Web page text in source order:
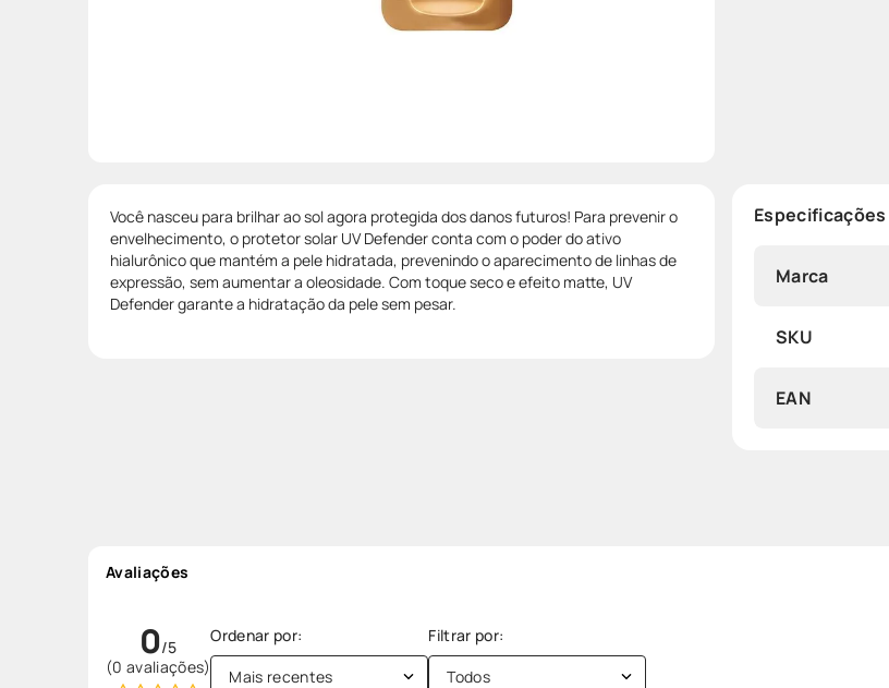
Você nasceu para brilhar ao sol agora protegida dos danos futuros! Para prevenir o
envelhecimento, o protetor solar UV Defender conta com o poder do ativo
hialurônico que mantém a pele hidratada, prevenindo o aparecimento de linhas de
expressão, sem aumentar a oleosidade. Com toque seco e efeito matte, UV
Defender garante a hidratação da pele sem pesar.
Especificações
Marca
SKU
EAN
Avaliações
0
(0 avaliações) Mais recentes Todos